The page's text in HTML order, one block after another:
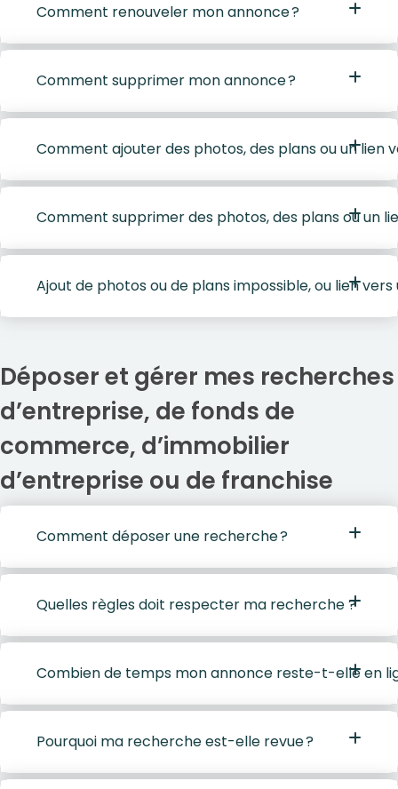
Comment renouveler mon annonce ?
Comment supprimer mon annonce ?
Comment ajouter des photos, des plans ou un lien
Comment supprimer des photos, des plans ou un
Ajout de photos ou de plans impossible, ou lien
Déposer et gérer mes recherches
d’entreprise, de fonds de
commerce, d’immobilier
d’entreprise ou de franchise
Comment déposer une recherche ?
Quelles règles doit respecter ma recherche ?
Combien de temps mon annonce reste-t-elle en
Pourquoi ma recherche est-elle revue ?